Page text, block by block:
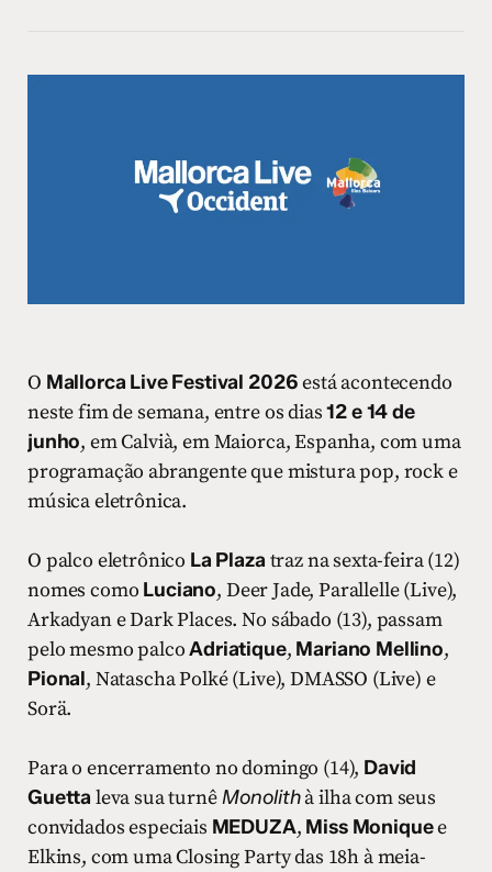
O Mallorca Live Festival 2026está acontecendo
neste fim de semana, entre os dias12 e 14 de
junho, em Calvià, em Maiorca, Espanha, com uma
programação abrangente que mistura pop, rock e
música eletrônica.
O palco eletrônico La Plaza traz na sexta-feira (12)
nomes como Luciano, Deer Jade, Parallelle (Live),
Arkadyan e Dark Places. No sábado (13), passam
pelo mesmo palcoAdriatique, Mariano Mellino,
Pional, Natascha Polké (Live), DMASSO (Live) e
Sorä.
Para o encerramento no domingo (14), David
Guetta leva sua turnêMonolithà ilha com seus
convidados especiais MEDUZA, Miss Moniquee
Elkins, com uma Closing Party das 18h à meia-